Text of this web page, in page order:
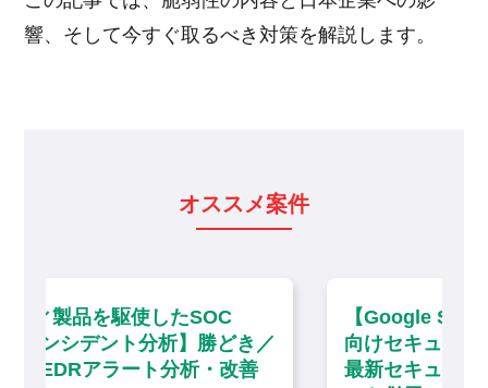
響、そして今すぐ取るべき対策を解説します。
オススメ案件
【Google Sec Opsを活用した大手企業
向けセキュリティ運用・分析】大手町／
最新セキュリティソリューション・リモ